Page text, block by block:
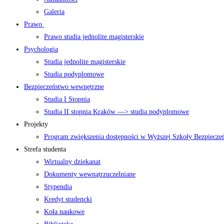
Galeria
Prawo
Prawo studia jednolite magisterskie
Psychologia
Studia jednolite magisterskie
Studia podyplomowe
Bezpieczeństwo wewnętrzne
Studia I Stopnia
Studia II stopnia Kraków —> studia podyplomowe
Projekty
Program zwiększenia dostępności w Wyższej Szkoły
Strefa studenta
Wirtualny dziekanat
Dokumenty wewnątrzuczelniane
Stypendia
Kredyt studencki
Koła naukowe